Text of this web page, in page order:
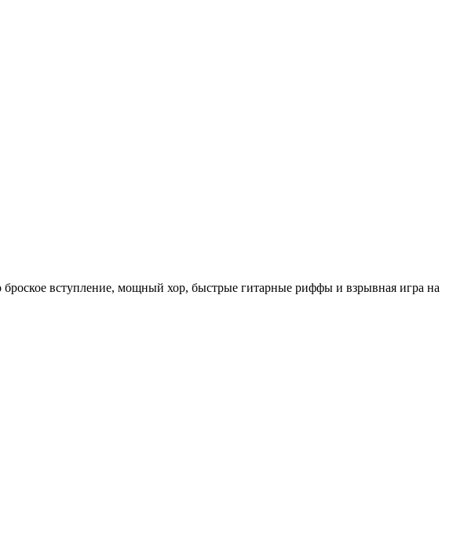
вступление, мощный хор, быстрые гитарные риффы и взрывная игра на